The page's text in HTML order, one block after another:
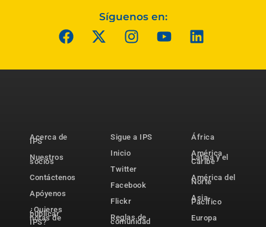
Síguenos en:
Acerca de
IPS
Nuestros
socios
Contáctenos
Apóyenos
¿Quieres
publicar
notas de
IPS?
Sigue a IPS
Inicio
Twitter
Facebook
Flickr
Reglas de
comunidad
África
América
Latina y el
Caribe
América del
Norte
Asia-
Pacífico
Europa